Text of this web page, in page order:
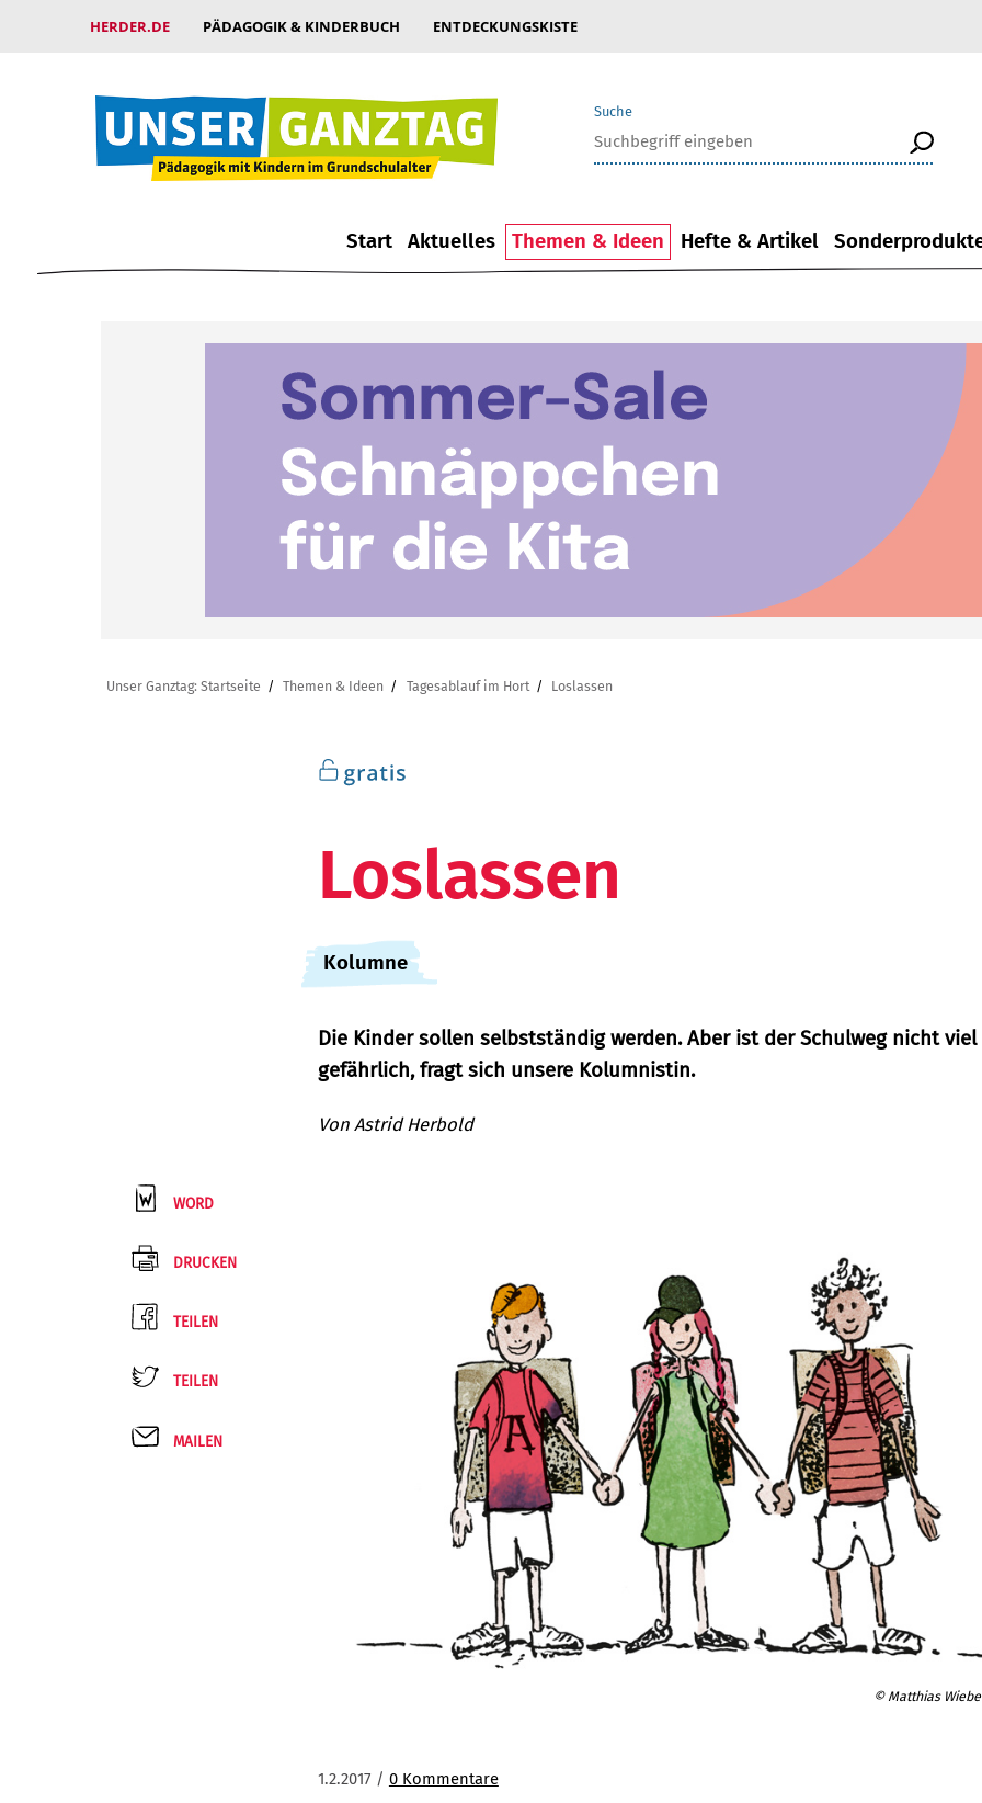
HERDER.DE PÄDAGOGIK & KINDERBUCH ENTDECKUNGSKISTE
Suche
Start Aktuelles Themen & Ideen Hefte & Artikel
Unser Ganztag: Startseite Themen & Ideen Tagesablauf im Hort Loslassen
Loslassen
:
Kolumne
Die Kinder sollen selbstständig werden. Aber ist der Schulweg nicht viel
gefährlich, fragt sich unsere Kolumnistin.
Von Astrid Herbold
© Matthias
1.2.2017 / 0 Kommentare
WORD
DRUCKEN
TEILEN
TEILEN
MAILEN